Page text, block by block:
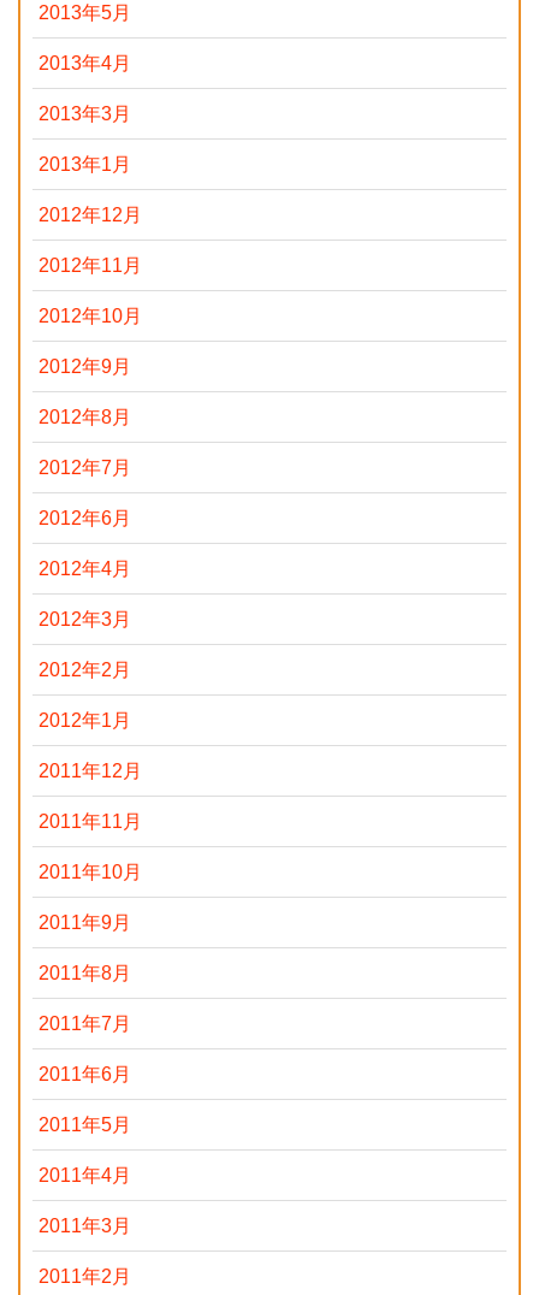
2013年5月
2013年4月
2013年3月
2013年1月
2012年12月
2012年11月
2012年10月
2012年9月
2012年8月
2012年7月
2012年6月
2012年4月
2012年3月
2012年2月
2012年1月
2011年12月
2011年11月
2011年10月
2011年9月
2011年8月
2011年7月
2011年6月
2011年5月
2011年4月
2011年3月
2011年2月